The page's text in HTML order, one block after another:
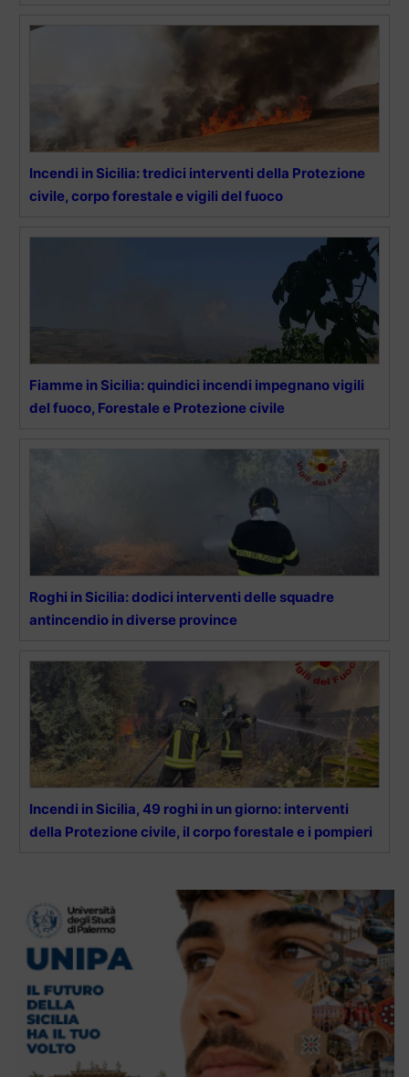
Incendi in Sicilia: tredici interventi della Protezione
civile, corpo forestale e vigili del fuoco
Fiamme in Sicilia: quindici incendi impegnano vigili
del fuoco, Forestale e Protezione civile
Roghi in Sicilia: dodici interventi delle squadre
antincendio in diverse province
Incendi in Sicilia, 49 roghi in un giorno: interventi
della Protezione civile, il corpo forestale e i pompieri